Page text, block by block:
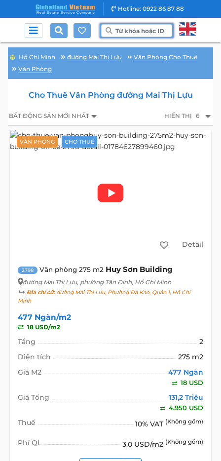
Hotline: 0922 86 87 88
Hồ Chí Minh đường Mai Thị Lựu
Văn Phòng Cho Thuê
Văn Phòng
Cho Thuê Văn Phòng đường Mai Thị Lựu
BẤT ĐỘNG SẢN MỚI NHẤT HIỂN THỊ 6
VĂN PHÒNG CHO THUÊ
Detail
2798 Văn phòng 275 m2 Huy Sơn Building
đường Mai Thị Lựu, phường Tân Định, Hồ Chí Minh
Địa chỉ cũ:đường Mai Thị Lựu, Phường Đa Kao, Quận 1, Hồ Chí
Minh
477 Ngàn/m2
18 USD/m2
Tầng
2
Diện tích
275 m2
Giá M2
477 Ngàn
18 USD
Giá Tổng 131,2 Triệu
4.950 USD
Thuế 10% VAT (Không gồm)
Phí QL 3.0 USD/m2 (Không gồm)